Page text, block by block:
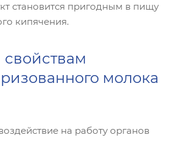
становится пригодным в пищу
кипячения.
молока
на работу органов